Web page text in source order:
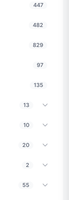
447
482
829
97
135
13
10
20
2
55